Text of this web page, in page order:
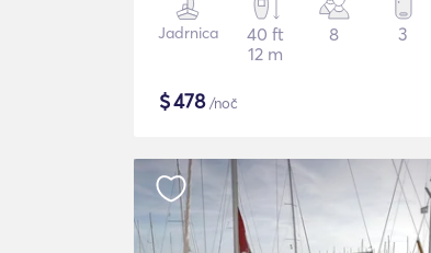
Jadrnica
40 ft
12 m
8 3
$478/noč